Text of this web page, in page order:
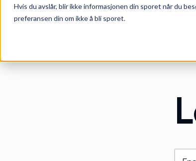
Hvis du avslår, blir ikke informasjonen din sporet når du
preferansen din om ikke å bli sporet.